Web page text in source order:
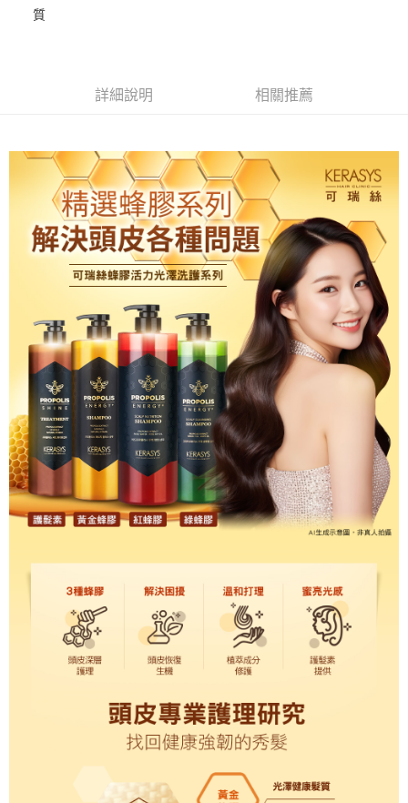
付款後全家取貨
每筆NT$80，滿NT$699(含以上)免運費
每筆NT$80，滿NT$699(含以上)免運費
黑猫宅配
每筆NT$100，滿NT$699(含以上)免運費
質
詳細說明 相關推薦